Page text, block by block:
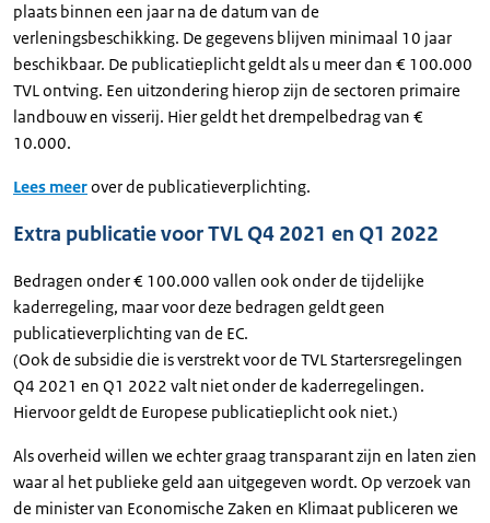
plaats binnen een jaar na de datum van de
verleningsbeschikking. De gegevens blijven minimaal 10 jaar
beschikbaar. De publicatieplicht geldt als u meer dan € 100.000
TVL ontving. Een uitzondering hierop zijn de sectoren primaire
landbouw en visserij. Hier geldt het drempelbedrag van €
10.000.
Lees meerover de publicatieverplichting.
Extra publicatie voor TVL Q4 2021 en Q1 2022
Bedragen onder € 100.000 vallen ook onder de tijdelijke
kaderregeling, maar voor deze bedragen geldt geen
publicatieverplichting van de EC.
(Ook de subsidie die is verstrekt voor de TVL Startersregelingen
Q4 2021 en Q1 2022 valt niet onder de kaderregelingen.
Hiervoor geldt de Europese publicatieplicht ook niet.)
Als overheid willen we echter graag transparant zijn en laten zien
waar al het publieke geld aan uitgegeven wordt. Op verzoek van
de minister van Economische Zaken en Klimaat publiceren we